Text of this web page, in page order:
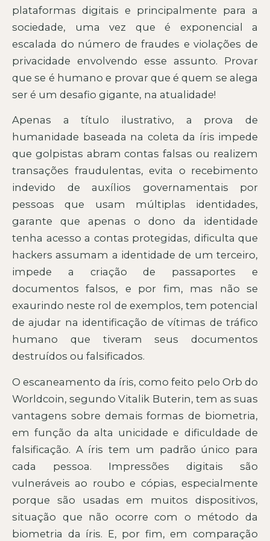
plataformas digitais e principalmente para a
sociedade, uma vez que é exponencial a
escalada do número de fraudes e violações de
privacidade envolvendo esse assunto. Provar
que se é humano e provar que é quem se alega
ser é um desafio gigante, na atualidade!
Apenas a título ilustrativo, a prova de
humanidade baseada na coleta da íris impede
que golpistas abram contas falsas ou realizem
transações fraudulentas, evita o recebimento
indevido de auxílios governamentais por
pessoas que usam múltiplas identidades,
garante que apenas o dono da identidade
tenha acesso a contas protegidas, dificulta que
hackers assumam a identidade de um terceiro,
impede a criação de passaportes e
documentos falsos, e por fim, mas não se
exaurindo neste rol de exemplos, tem potencial
de ajudar na identificação de vítimas de tráfico
humano que tiveram seus documentos
destruídos ou falsificados.
O escaneamento da íris, como feito pelo Orb do
Worldcoin, segundo Vitalik Buterin, tem as suas
vantagens sobre demais formas de biometria,
em função da alta unicidade e dificuldade de
falsificação. A íris tem um padrão único para
cada pessoa. Impressões digitais são
vulneráveis ao roubo e cópias, especialmente
porque são usadas em muitos dispositivos,
situação que não ocorre com o método da
biometria da íris. E, por fim, em comparação